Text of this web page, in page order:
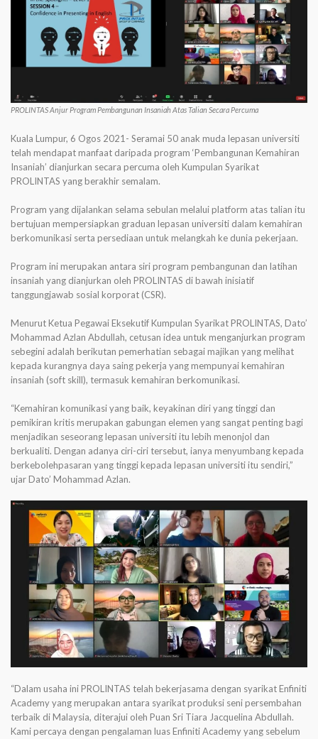
PROLINTAS Anjur Program Pembangunan Insaniah Atas Talian Secara Percuma
Kuala Lumpur, 6 Ogos 2021- Seramai 50 anak muda lepasan universiti
telah mendapat manfaat daripada program ‘Pembangunan Kemahiran
Insaniah’ dianjurkan secara percuma oleh Kumpulan Syarikat
PROLINTAS yang berakhir semalam.
Program yang dijalankan selama sebulan melalui platform atas talian itu
bertujuan mempersiapkan graduan lepasan universiti dalam kemahiran
berkomunikasi serta persediaan untuk melangkah ke dunia pekerjaan.
Program ini merupakan antara siri program pembangunan dan latihan
insaniah yang dianjurkan oleh PROLINTAS di bawah inisiatif
tanggungjawab sosial korporat (CSR).
Menurut Ketua Pegawai Eksekutif Kumpulan Syarikat PROLINTAS, Dato’
Mohammad Azlan Abdullah, cetusan idea untuk menganjurkan program
sebegini adalah berikutan pemerhatian sebagai majikan yang melihat
kepada kurangnya daya saing pekerja yang mempunyai kemahiran
insaniah (soft skill), termasuk kemahiran berkomunikasi.
“Kemahiran komunikasi yang baik, keyakinan diri yang tinggi dan
pemikiran kritis merupakan gabungan elemen yang sangat penting bagi
menjadikan seseorang lepasan universiti itu lebih menonjol dan
berkualiti. Dengan adanya ciri-ciri tersebut, ianya menyumbang kepada
berkebolehpasaran yang tinggi kepada lepasan universiti itu sendiri,”
ujar Dato’ Mohammad Azlan.
“Dalam usaha ini PROLINTAS telah bekerjasama dengan syarikat Enfiniti
Academy yang merupakan antara syarikat produksi seni persembahan
terbaik di Malaysia, diterajui oleh Puan Sri Tiara Jacquelina Abdullah.
Kami percaya dengan pengalaman luas Enfiniti Academy yang sebelum